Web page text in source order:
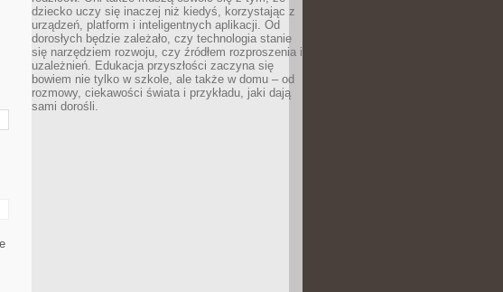
dziecko uczy się inaczej niż kiedyś, korzystając z
urządzeń, platform i inteligentnych aplikacji. Od
dorosłych będzie zależało, czy technologia stanie
się narzędziem rozwoju, czy źródłem rozproszenia i
uzależnień. Edukacja przyszłości zaczyna się
bowiem nie tylko w szkole, ale także w domu – od
rozmowy, ciekawości świata i przykładu, jaki dają
sami dorośli.